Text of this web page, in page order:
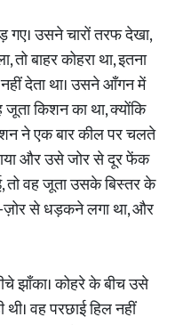
उसने चारों तरफ देखा,
तो बाहर कोहरा था, इतना
देता था। उसने आँगन में
किशन का था, क्योंकि
ने एक बार कील पर चलते
और उसे जोर से दूर फेंक
तो वह जूता उसके बिस्तर के
ज़ोर से धड़कने लगा था, और
झाँका। कोहरे के बीच उसे
वह परछाई हिल नहीं